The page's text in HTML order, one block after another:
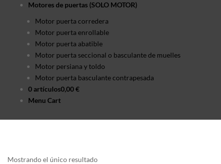
Motores de puertas (SOLO MOTOR)
Motor puerta corredera
Motor puerta enrollable
Motor puerta abatible
Motor puerta seccional o basculante de muelles
Motor persiana y toldo
Motor puerta basculante contrapesada
0 artículos0,00 €
Menu Cart
Mostrando el único resultado